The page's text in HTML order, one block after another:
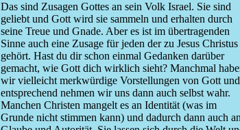
Das sind Zusagen Gottes an sein Volk Israel. Sie sind
geliebt und Gott wird sie sammeln und erhalten durch
seine Treue und Gnade. Aber es ist im übertragenden
Sinne auch eine Zusage für jeden der zu Jesus Christus
gehört. Hast du dir schon einmal Gedanken darüber
gemacht, wie Gott dich wirklich sieht? Manchmal
wir vielleicht merkwürdige Vorstellungen von Gott und
entsprechend nehmen wir uns dann auch selbst wahr.
Manchen Christen mangelt es an Identität (was im
Grunde nicht stimmen kann) und dadurch dann auch an